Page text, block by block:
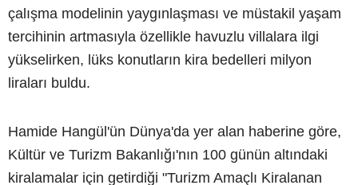
çalışma modelinin yaygınlaşması ve müstakil yaşam
tercihinin artmasıyla özellikle havuzlu villalara ilgi
yükselirken, lüks konutların kira bedelleri milyon
liraları buldu.
Hamide Hangül'ün Dünya'da yer alan haberine göre,
Kültür ve Turizm Bakanlığı'nın 100 günün altındaki
kiralamalar için getirdiği "Turizm Amaçlı Kiralanan